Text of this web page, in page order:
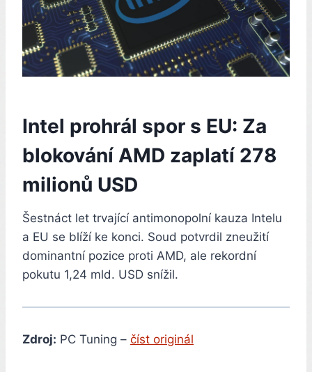
Intel prohrál spor s EU: Za
blokování AMD zaplatí 278
milionů USD
Šestnáct let trvající antimonopolní kauza Intelu
a EU se blíží ke konci. Soud potvrdil zneužití
dominantní pozice proti AMD, ale rekordní
pokutu 1,24 mld. USD snížil.
Zdroj: PC Tuning – číst originál